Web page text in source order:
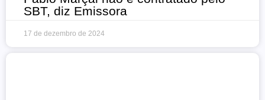
SBT, diz Emissora
17 de dezembro de 2024